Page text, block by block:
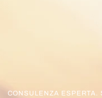
CONSULENZA ESPERTA.